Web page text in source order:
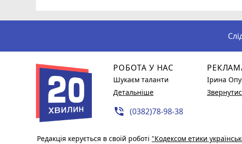
РОБОТА У НАС
Шукаєм таланти
Детальніше
phone_in_talk (0382)78-98-38
Ірина
Редакція керується в своїй роботі "Кодексом етики